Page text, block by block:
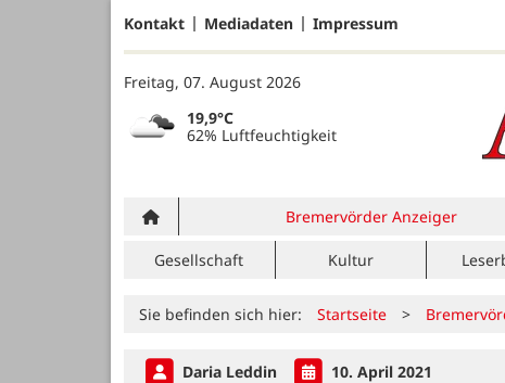
Kontakt Mediadaten Impressum
Freitag, 07. August 2026
19,9°C
62% Luftfeuchtigkeit
Bremervörder Anzeiger
Gesellschaft Kultur
Sie befinden sich hier: Startseite >
Daria Leddin 10. April 2021